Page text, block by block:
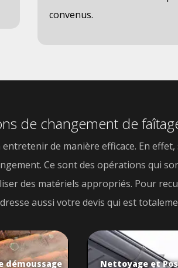
convenus.
de changement de
de manière efficace. En
Ce sont des opérations qui
des matériels appropriés. Pour
aussi votre devis qui est
démoussage
Nettoyage et